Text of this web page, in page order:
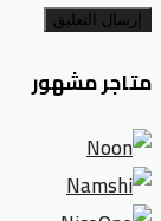
إرسال التعليق
متاجر مشهور